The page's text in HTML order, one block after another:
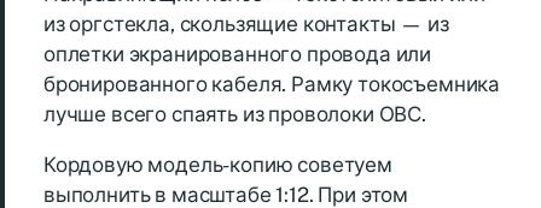
из оргстекла, скользящие контакты — из
оплетки экранированного провода или
бронированного кабеля. Рамку токосъемника
лучше всего спаять из проволоки ОВС.
Кордовую модель-копию советуем
выполнить в масштабе 1:12. При этом